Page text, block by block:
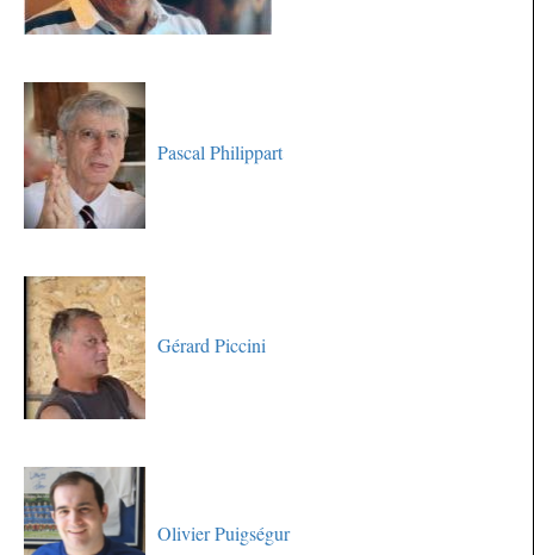
Pascal Philippart
Gérard Piccini
Olivier Puigségur